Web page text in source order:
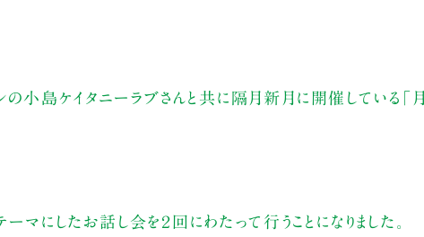
小島ケイタニーラブさんと共に隔月新月に開催している「月
マにしたお話し会を２回にわたって行うことになりました。